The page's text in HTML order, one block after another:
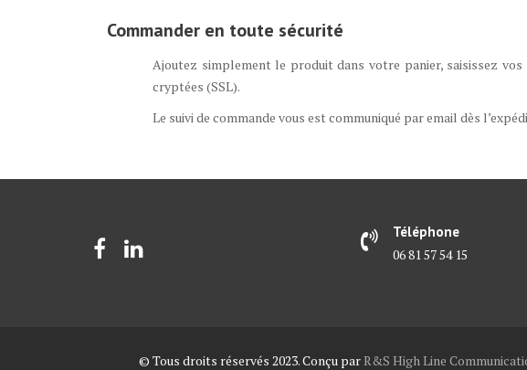
Commander en toute sécurité
Ajoutez simplement le produit dans votre panier, saisissez
cryptées (SSL).
Le suivi de commande vous est communiqué par email dès
Téléphone
06 81 57 54 15
© Tous droits réservés 2023. Conçu parR&S High Line